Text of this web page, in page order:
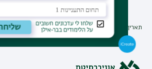
תאריך עדכון אחרון : 26/11/2025